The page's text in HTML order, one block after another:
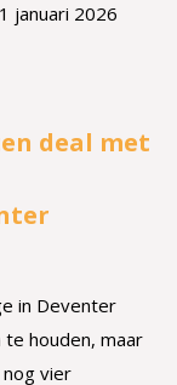
januari 2026
deal met
in Deventer
houden, maar
vier